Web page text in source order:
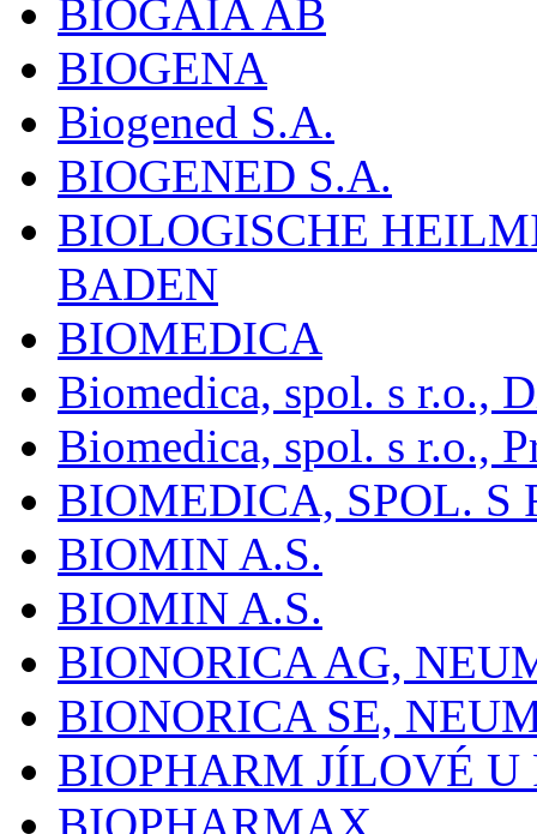
BIOGAIA AB
BIOGENA
Biogened S.A.
BIOGENED S.A.
BIOLOGISCHE
BADEN
BIOMEDICA
Biomedica, spol. s r.o.,
Biomedica, spol. s r.o.,
BIOMEDICA, SPOL. S
BIOMIN A.S.
BIOMIN A.S.
BIONORICA AG,
BIONORICA SE,
BIOPHARM JÍLOVÉ U